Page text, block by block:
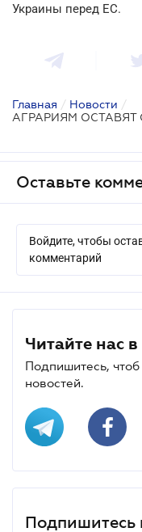
Украины перед ЕС.
Главная / Новости /
АГРАРИЯМ
Оставьте
Войдите, чтобы
комментарий
Читайте нас в
Подпишитесь,
новостей.
Подпишитесь